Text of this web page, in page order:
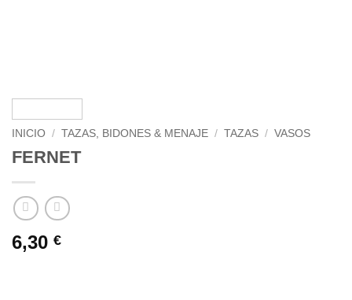
INICIO / TAZAS, BIDONES & MENAJE / TAZAS / VASOS
FERNET
6,30 €